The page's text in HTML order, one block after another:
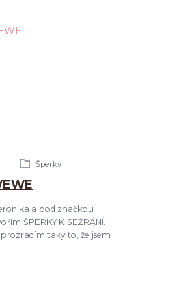
Šperky
a pod značkou
ŠPERKY K SEŽRÁNÍ.
taky to, že jsem